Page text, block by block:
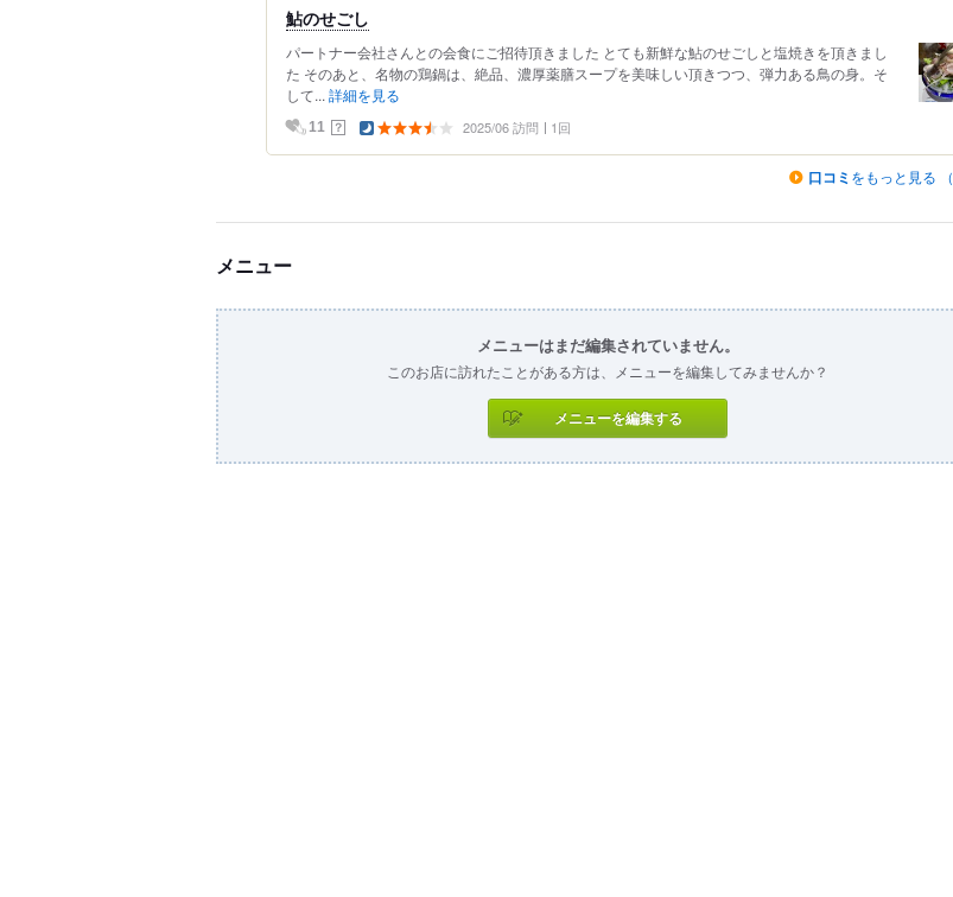
鮎のせごし
パートナー会社さんとの会食にご招待頂きました とても新鮮な鮎のせごしと塩焼きを頂きまし
た そのあと、名物の鶏鍋は、絶品、濃厚薬膳スープを美味しい頂きつつ、弾力ある鳥の身。そ
して... 詳細を見る
11 ？ 2025/06 訪問 1回
口コミ をもっと見る （
メニュー
メニューはまだ編集されていません。
このお店に訪れたことがある方は、メニューを編集してみませんか？
メニューを編集する